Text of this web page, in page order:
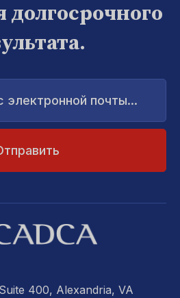
долгосрочного
400, Alexandria, VA